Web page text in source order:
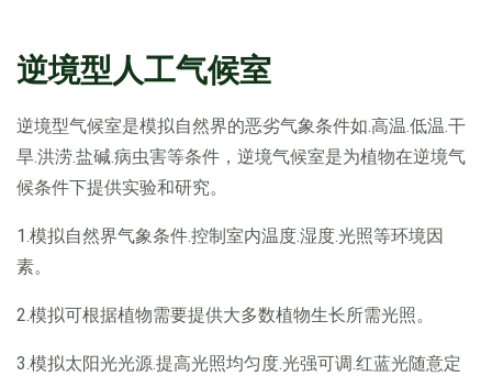
逆境型人工气候室
逆境型气候室是模拟自然界的恶劣气象条件如.高温.低温.干
旱.洪涝.盐碱.病虫害等条件，逆境气候室是为植物在逆境气
候条件下提供实验和研究。
1.模拟自然界气象条件.控制室内温度.湿度.光照等环境因
素。
2.模拟可根据植物需要提供大多数植物生长所需光照。
3.模拟太阳光光源.提高光照均匀度.光强可调.红蓝光随意定